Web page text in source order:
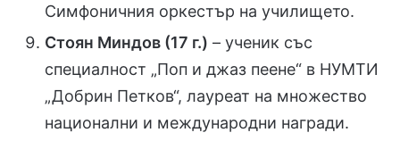
Симфоничния оркестър на училището.
Стоян Миндов (17 г.) – ученик със
специалност „Поп и джаз пеене“ в НУМТИ
„Добрин Петков“, лауреат на множество
национални и международни награди.